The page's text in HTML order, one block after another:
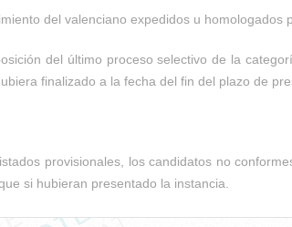
del valenciano expedidos u homologados
del último proceso selectivo de la
finalizado a la fecha del fin del plazo de
provisionales, los candidatos no
si hubieran presentado la instancia.